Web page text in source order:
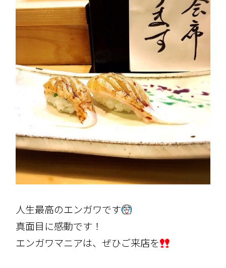
人生最高のエンガワです
真面目に感動です！
エンガワマニアは、ぜひご来店を